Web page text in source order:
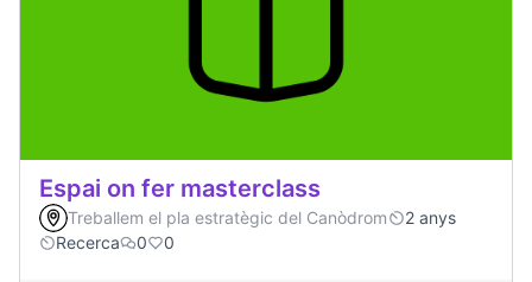
Espai on fer masterclass
Treballem el pla estratègic del Canòdrom
2 anys
Recerca
0 0